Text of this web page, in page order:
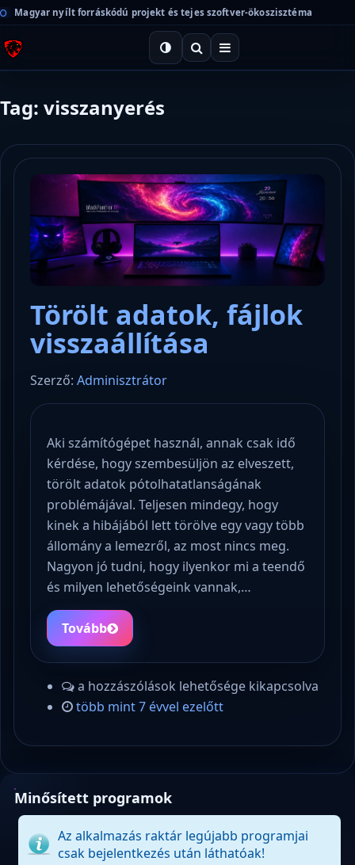
Magyar nyílt forráskódú projekt és tejes szoftver-ökoszisztéma
Tag: visszanyerés
Törölt adatok, fájlok
visszaállítása
Szerző: Adminisztrátor
Aki számítógépet használ, annak csak idő
kérdése, hogy szembesüljön az elveszett,
törölt adatok pótolhatatlanságának
problémájával. Teljesen mindegy, hogy
kinek a hibájából lett törölve egy vagy több
állomány a lemezről, az most nincs meg.
Nagyon jó tudni, hogy ilyenkor mi a teendő
és milyen lehetőségeink vannak,…
Tovább
a hozzászólások lehetősége kikapcsolva
több mint 7 évvel ezelőtt
Minősített programok
Az alkalmazás raktár legújabb programjai
csak bejelentkezés után láthatóak!